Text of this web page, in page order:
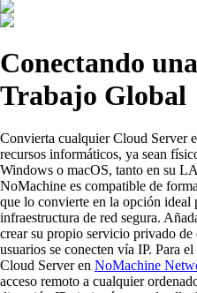
Conectando
Trabajo Global
Convierta cualquier Cloud Server
recursos informáticos, ya sean
Windows o macOS, tanto en su
NoMachine es compatible de
que lo convierte en la opción ideal
infraestructura de red segura.
crear su propio servicio privado
usuarios se conecten vía IP. Para
Cloud Server en NoMachine
acceso remoto a cualquier